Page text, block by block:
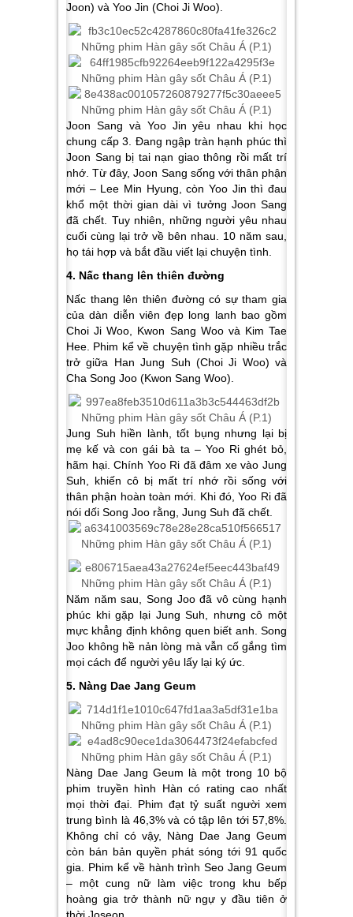
Joon) và Yoo Jin (Choi Ji Woo).
Joon Sang và Yoo Jin yêu nhau khi học
chung cấp 3. Đang ngập tràn hạnh phúc thì
Joon Sang bị tai nạn giao thông rồi mất trí
nhớ. Từ đây, Joon Sang sống với thân phận
mới – Lee Min Hyung, còn Yoo Jin thì đau
khổ một thời gian dài vì tưởng Joon Sang
đã chết. Tuy nhiên, những người yêu nhau
cuối cùng lại trở về bên nhau. 10 năm sau,
họ tái hợp và bắt đầu viết lại chuyện tình.
4. Nấc thang lên thiên đường
Nấc thang lên thiên đường có sự tham gia
của dàn diễn viên đẹp long lanh bao gồm
Choi Ji Woo, Kwon Sang Woo và Kim Tae
Hee. Phim kể về chuyện tình gặp nhiều trắc
trở giữa Han Jung Suh (Choi Ji Woo) và
Cha Song Joo (Kwon Sang Woo).
Jung Suh hiền lành, tốt bụng nhưng lại bị
mẹ kế và con gái bà ta – Yoo Ri ghét bỏ,
hãm hại. Chính Yoo Ri đã đâm xe vào Jung
Suh, khiến cô bị mất trí nhớ rồi sống với
thân phận hoàn toàn mới. Khi đó, Yoo Ri đã
nói dối Song Joo rằng, Jung Suh đã chết.
Năm năm sau, Song Joo đã vô cùng hạnh
phúc khi gặp lại Jung Suh, nhưng cô một
mực khẳng định không quen biết anh. Song
Joo không hề nản lòng mà vẫn cố gắng tìm
mọi cách để người yêu lấy lại ký ức.
5. Nàng Dae Jang Geum
Nàng Dae Jang Geum là một trong 10 bộ
phim truyền hình Hàn có rating cao nhất
mọi thời đại. Phim đạt tỷ suất người xem
trung bình là 46,3% và có tập lên tới 57,8%.
Không chỉ có vậy, Nàng Dae Jang Geum
còn bán bản quyền phát sóng tới 91 quốc
gia. Phim kể về hành trình Seo Jang Geum
– một cung nữ làm việc trong khu bếp
hoàng gia trở thành nữ ngự y đầu tiên ở